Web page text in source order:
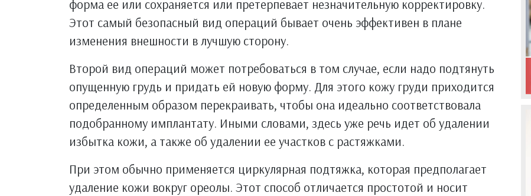
форма ее или сохраняется или претерпевает незначительную корректировку.
Этот самый безопасный вид операций бывает очень эффективен в плане
изменения внешности в лучшую сторону.
Второй вид операций может потребоваться в том случае, если надо подтянуть
опущенную грудь и придать ей новую форму. Для этого кожу груди приходится
определенным образом перекраивать, чтобы она идеально соответствовала
подобранному имплантату. Иными словами, здесь уже речь идет об удалении
избытка кожи, а также об удалении ее участков с растяжками.
При этом обычно применяется циркулярная подтяжка, которая предполагает
удаление кожи вокруг ореолы. Этот способ отличается простотой и носит